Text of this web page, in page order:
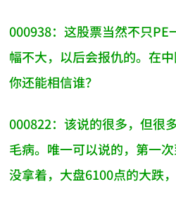
000938：这股票当然不只PE
幅不大，以后会报仇的。在中
你还能相信谁？
000822：该说的很多，但很
毛病。唯一可以说的，第一
没拿着，大盘6100点的大跌